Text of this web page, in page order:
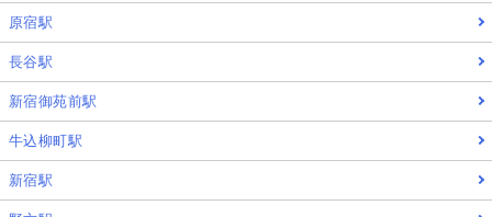
原宿駅
長谷駅
新宿御苑前駅
牛込柳町駅
新宿駅